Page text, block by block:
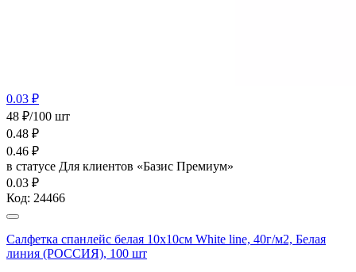
0.03 ₽
48 ₽/100 шт
0.48 ₽
0.46 ₽
в статусе Для клиентов «Базис Премиум»
0.03 ₽
Код: 24466
Салфетка спанлейс белая 10х10см White line, 40г/м2, Белая
линия (РОССИЯ), 100 шт